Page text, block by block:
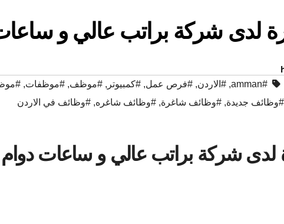
لدى شركة براتب عالي و
#amman
, #الاردن, #فرص عمل, #كمبيوتر , #موظف, #موظفات,
#وظائف جديدة, #وظائف شاغرة, #وظائف شاغره, #وظائف في الاردن
شركة براتب عالي و ساعات دوام